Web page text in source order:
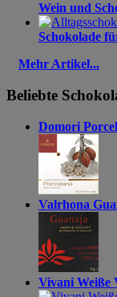
Wein und
Schokolade
Mehr Artikel...
Beliebte
Domori
Valrhona
Vivani Weiße